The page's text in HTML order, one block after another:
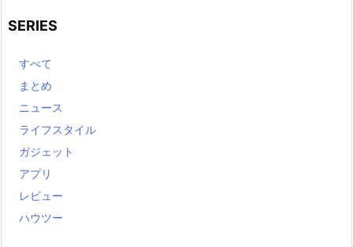
SERIES
すべて
まとめ
ニュース
ライフスタイル
ガジェット
アプリ
レビュー
ハウツー